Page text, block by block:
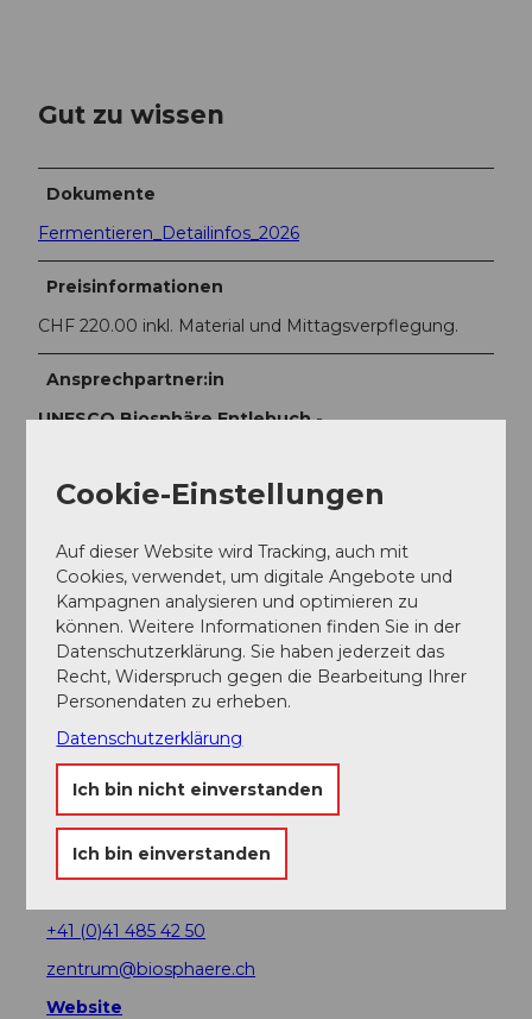
Gut zu wissen
Dokumente
Fermentieren_Detailinfos_2026
Preisinformationen
CHF 220.00 inkl. Material und Mittagsverpflegung.
Ansprechpartner:in
UNESCO Biosphäre Entlebuch -
In der Nähe Auf der Karte anschauen
Veranstaltung
Veranstaltungsort
UNESCO Biosphäre Entlebuch -
Biosphärenzentrum
Chlosterbüel 28
+41 (0)41 485 42 50
zentrum@biosphaere.ch
Website
Cookie-Einstellungen
Auf dieser Website wird Tracking, auch mit
Cookies, verwendet, um digitale Angebote und
Kampagnen analysieren und optimieren zu
können. Weitere Informationen finden Sie in der
Datenschutzerklärung. Sie haben jederzeit das
Recht, Widerspruch gegen die Bearbeitung Ihrer
Personendaten zu erheben.
Datenschutzerklärung
Ich bin nicht einverstanden
Ich bin einverstanden